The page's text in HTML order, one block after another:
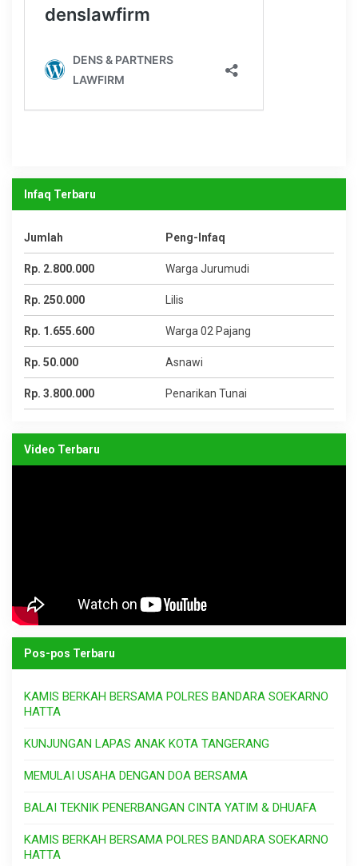
Infaq Terbaru
Jumlah Peng-Infaq
Rp. 2.800.000 Warga Jurumudi
Rp. 250.000 Lilis
Rp. 1.655.600 Warga 02 Pajang
Rp. 50.000 Asnawi
Rp. 3.800.000 Penarikan Tunai
Video Terbaru
Pos-pos Terbaru
KAMIS BERKAH BERSAMA POLRES BANDARA SOEKARNO
HATTA
KUNJUNGAN LAPAS ANAK KOTA TANGERANG
MEMULAI USAHA DENGAN DOA BERSAMA
BALAI TEKNIK PENERBANGAN CINTA YATIM & DHUAFA
KAMIS BERKAH BERSAMA POLRES BANDARA SOEKARNO
HATTA